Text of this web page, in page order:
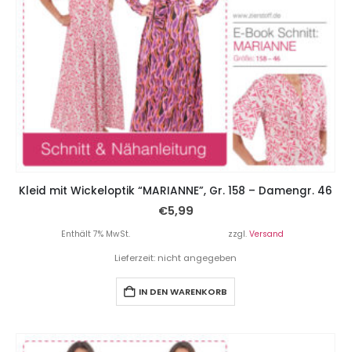
Kleid mit Wickeloptik “MARIANNE”, Gr. 158 – Damengr. 46
€5,99
Enthält 7% MwSt. zzgl. Versand
Lieferzeit: nicht angegeben
IN DEN WARENKORB